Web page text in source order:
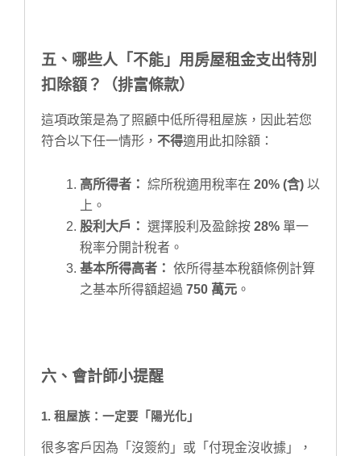
五、哪些人「不能」用房屋租金支出特別
扣除額？（排富條款）
這項政策是為了照顧中低所得租屋族，因此若您
符合以下任一情形， 不得適用此扣除額：
高所得者： 綜所稅適用稅率在 20% (含) 以
上。
股利大戶： 選擇股利及盈餘按 28% 單一
稅率分開計稅者。
基本所得高者： 依所得基本稅額條例計算
之基本所得額超過 750 萬元 。
六、會計師小提醒
1. 租屋族：一定要「陽光化」
很多客戶因為「沒簽約」或「付現金沒收據」，